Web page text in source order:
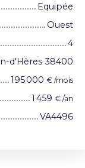
Equipée
Ouest
4
d'Hères 38400
195 000 € /mois
1 459 € /an
VA4496